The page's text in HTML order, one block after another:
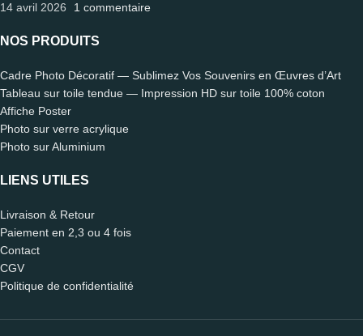
14 avril 2026
1 commentaire
NOS PRODUITS
Cadre Photo Décoratif — Sublimez Vos Souvenirs en Œuvres d’Art
Tableau sur toile tendue — Impression HD sur toile 100% coton
Affiche Poster
Photo sur verre acrylique
Photo sur Aluminium
LIENS UTILES
Livraison & Retour
Paiement en 2,3 ou 4 fois
Contact
CGV
Politique de confidentialité